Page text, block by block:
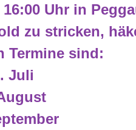
Uhr in
zu stricken,
Termine sind:
Juli